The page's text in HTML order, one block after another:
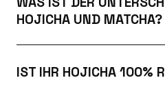
HOJICHA UND MATCHA?
IST IHR HOJICHA 100%